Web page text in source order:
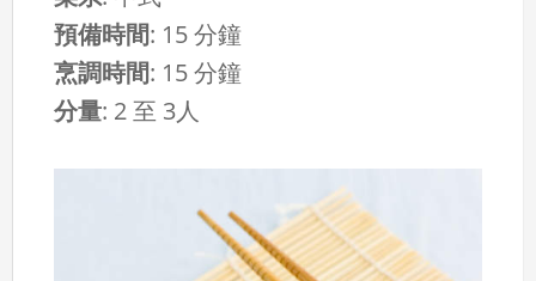
預備時間: 15 分鐘
烹調時間: 15 分鐘
分量: 2 至 3人